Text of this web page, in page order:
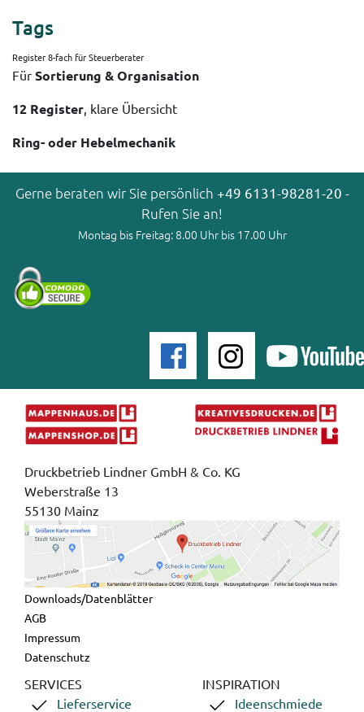
Tags
Register 8-fach für Steuerberater
Für Sortierung & Organisation
12 Register, klare Übersicht
Ring- oder Hebelmechanik
Gerne beraten wir Sie persönlich +49 6131-98281-20 -
Rufen Sie an!
Montag bis Freitag: 8.00 Uhr bis 17.00 Uhr
Druckbetrieb Lindner GmbH & Co. KG
Weberstraße 13
55130 Mainz
Downloads/Datenblätter
AGB
Impressum
Datenschutz
SERVICES
Lieferservice
INSPIRATION
Ideenschmiede